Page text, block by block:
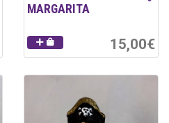
MARGARITA
15,00€